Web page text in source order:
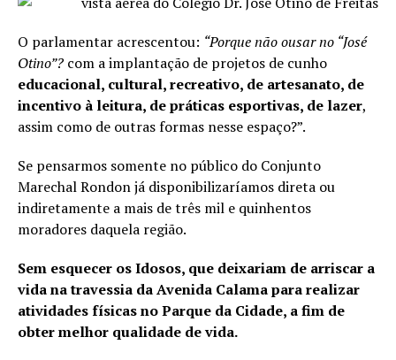
O parlamentar acrescentou: “Porque não ousar no “José
Otino”? com a implantação de projetos de cunho
educacional, cultural, recreativo, de artesanato, de
incentivo à leitura, de práticas esportivas, de lazer,
assim como de outras formas nesse espaço?”.
Se pensarmos somente no público do Conjunto
Marechal Rondon já disponibilizaríamos direta ou
indiretamente a mais de três mil e quinhentos
moradores daquela região.
Sem esquecer os Idosos, que deixariam de arriscar a
vida na travessia da Avenida Calama para realizar
atividades físicas no Parque da Cidade, a fim de
obter melhor qualidade de vida.